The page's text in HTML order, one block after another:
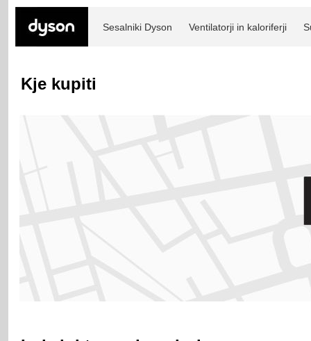
Sesalniki Dyson Ventilatorji in kaloriferji
Kje kupiti